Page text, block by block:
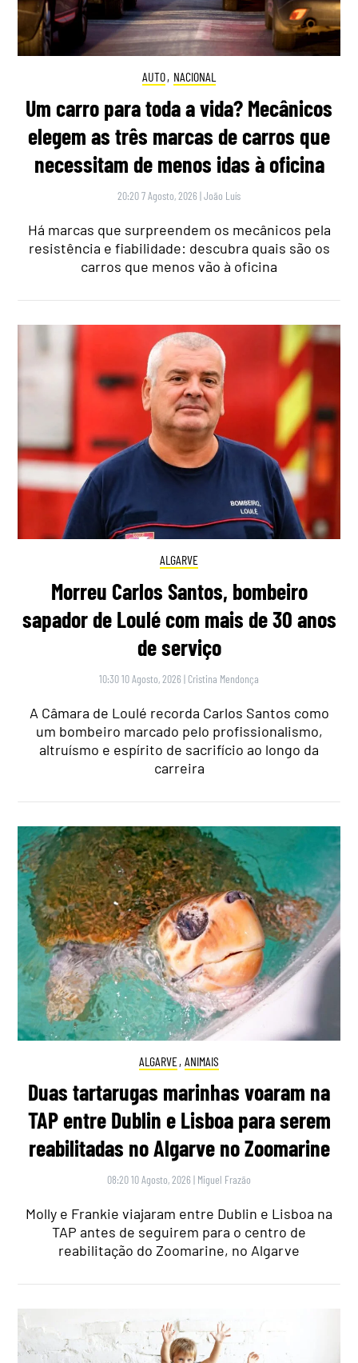
AUTO, NACIONAL
Um carro para toda a vida? Mecânicos
elegem as três marcas de carros que
necessitam de menos idas à oficina
20:20 7 Agosto, 2026 |João Luís
Há marcas que surpreendem os mecânicos pela
resistência e fiabilidade: descubra quais são os
carros que menos vão à oficina
ALGARVE
Morreu Carlos Santos, bombeiro
sapador de Loulé com mais de 30 anos
de serviço
10:30 10 Agosto, 2026 | Cristina Mendonça
A Câmara de Loulé recorda Carlos Santos como
um bombeiro marcado pelo profissionalismo,
altruísmo e espírito de sacrifício ao longo da
carreira
ALGARVE, ANIMAIS
Duas tartarugas marinhas voaram na
TAP entre Dublin e Lisboa para serem
reabilitadas no Algarve no Zoomarine
08:20 10 Agosto, 2026 | Miguel Frazão
Molly e Frankie viajaram entre Dublin e Lisboa na
TAP antes de seguirem para o centro de
reabilitação do Zoomarine, no Algarve